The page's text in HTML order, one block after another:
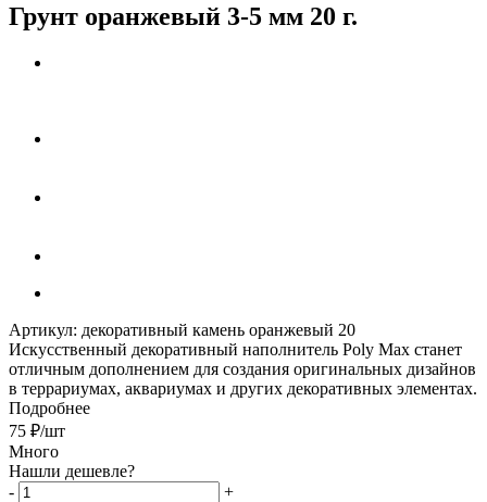
Грунт оранжевый 3-5 мм 20 г.
Артикул: декоративный камень оранжевый 20
Искусственный декоративный наполнитель Poly Max станет
отличным дополнением для создания оригинальных дизайнов
в террариумах, аквариумах и других декоративных элементах.
Подробнее
75 ₽/шт
Много
Нашли дешевле?
-
+